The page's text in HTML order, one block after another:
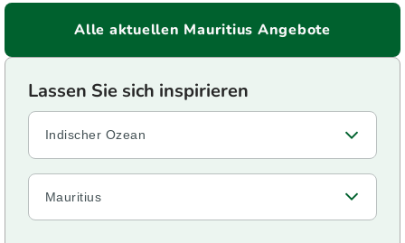
Alle aktuellen Mauritius Angebote
Indischer Ozean
Mauritius